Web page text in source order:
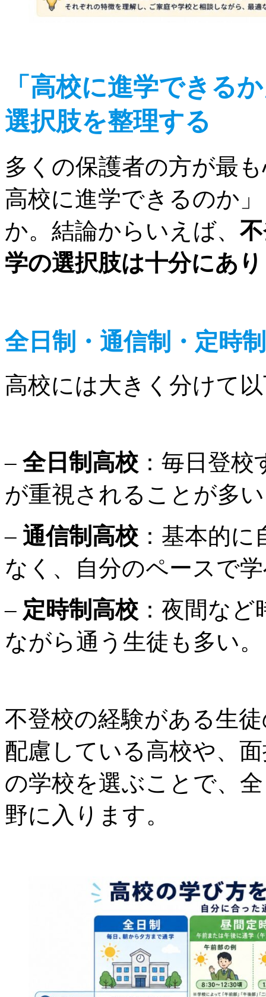
「高校に進学できる
選択肢を整理する
多くの保護者の方が最
高校に進学できるのか
か。結論からいえば、
学の選択肢は十分にあ
全日制・通信制・定時
高校には大きく分けて
– 全日制高校 ：毎日登
が重視されることが多
– 通信制高校 ：基本的
なく、自分のペースで
– 定時制高校 ：夜間な
ながら通う生徒も多い。
不登校の経験がある生
配慮している高校や、
の学校を選ぶことで、
野に入ります。